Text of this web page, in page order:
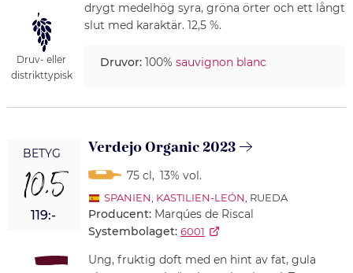
Druv- eller
distrikttypisk
drygt medelhög syra, gröna örter och ett långt
slut med karaktär. 12,5 %.
Druvor:100% sauvignon blanc
BETYG
10,5
119:-
Verdejo Organic 2023
75 cl, 13% vol.
SPANIEN KASTILIEN-LEÓN , RUEDA
Producent: Marqúes de Riscal
Systembolaget: 6001
Ung, fruktig doft med en hint av fat, gula